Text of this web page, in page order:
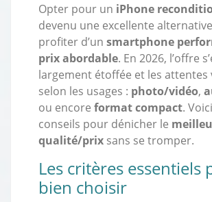
Opter pour un iPhone
devenu une excellente
profiter d’un smartphone
prix abordable. En 2026, l’offre
largement étoffée et les attentes
selon les usages : photo/vidéo,
ou encore format compact.
conseils pour dénicher le
qualité/prix sans se tromper.
Les critères essentiels
bien choisir